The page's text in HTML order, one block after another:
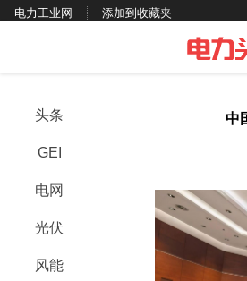
电力工业网 添加到收藏夹
头条
GEI
电网
光伏
风能
中